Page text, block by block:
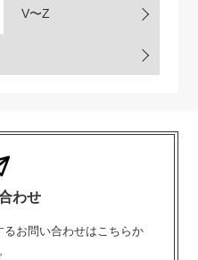
V〜Z
わせ
お問い合わせはこちらか